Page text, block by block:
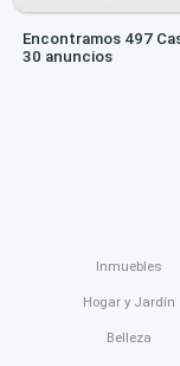
Encontramos 497
30 anuncios
Inmuebles
Hogar y Jardín
Belleza